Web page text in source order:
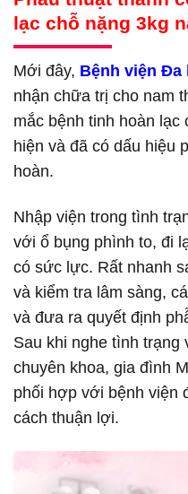
lạc chỗ nặng 3kg
Mới đây, Bệnh viện Đa
nhận chữa trị cho nam
mắc bệnh tinh hoàn
hiện và đã có dấu hiệu
hoàn.
Nhập viện trong tình
với ổ bụng phình to, đi
có sức lực. Rất nhanh
và kiểm tra lâm sàng,
và đưa ra quyết định
Sau khi nghe tình
chuyên khoa, gia đình
phối hợp với bệnh viện
cách thuận lợi.